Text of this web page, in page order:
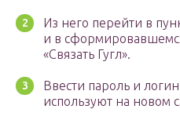
Из него перейти в
и в
«Связать Гугл».
Ввести пароль и
используют на новом